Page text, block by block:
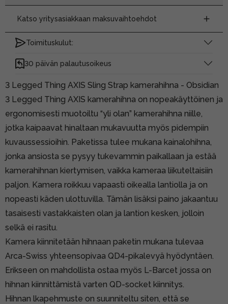
Katso yritysasiakkaan maksuvaihtoehdot
Toimituskulut:
30 päivän palautusoikeus
3 Legged Thing AXIS Sling Strap kamerahihna - Obsidian
3 Legged Thing AXIS kamerahihna on nopeakäyttöinen ja
ergonomisesti muotoiltu “yli olan” kamerahihna niille,
jotka kaipaavat hinaltaan mukavuutta myös pidempiin
kuvaussessioihin. Paketissa tulee mukana kainalohihna,
jonka ansiosta se pysyy tukevammin paikallaan ja estää
kamerahihnan kiertymisen, vaikka kameraa liikuteltaisiin
paljon. Kamera roikkuu vapaasti oikealla lantiolla ja on
nopeasti käden ulottuvilla. Tämän lisäksi paino jakaantuu
tasaisesti vastakkaisten olan ja lantion kesken, jolloin
selkä ei rasitu.
Kamera kiinnitetään hihnaan paketin mukana tulevaa
Arca-Swiss yhteensopivaa QD4-pikalevyä hyödyntäen.
Erikseen on mahdollista ostaa myös L-Barcet jossa on
hihnan kiinnittämistä varten QD-socket kiinnitys.
Hihnan lkapehmuste on suunniteltu siten, että se